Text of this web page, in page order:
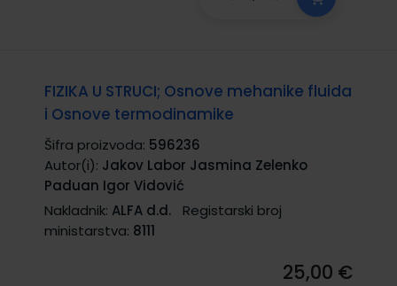
FIZIKA U STRUCI; Osnove mehanike fluida
i Osnove termodinamike
Šifra proizvoda: 596236
Autor(i): Jakov Labor Jasmina Zelenko
Paduan Igor Vidović
Nakladnik: ALFA d.d.
Registarski broj
ministarstva: 8111
25,00 €